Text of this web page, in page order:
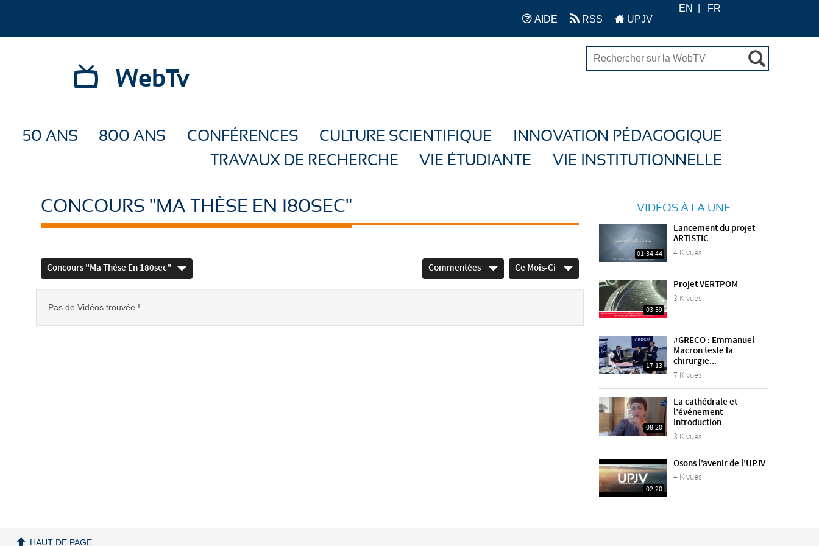
AIDE RSS UPJV
EN FR
WebTv
50 ANS 800 ANS CONFÉRENCES CULTURE SCIENTIFIQUE
INNOVATION PÉDAGOGIQUE
TRAVAUX DE RECHERCHE
VIE ÉTUDIANTE VIE INSTITUTIONNELLE
CONCOURS "MA THÈSE EN 180SEC"
Concours "Ma Thèse En 180sec" Commentées Ce Mois-Ci
Pas de Vidéos trouvée !
VIDÉOS À LA UNE
01:34:44
Lancement du projet
ARTISTIC
4 K vues
03:59
Projet VERTPOM
3 K vues
17:13
#GRECO : Emmanuel
Macron teste la
chirurgie...
7 K vues
08:20
La cathédrale et
l’événement
Introduction
3 K vues
02:20
Osons l’avenir de l’UPJV
4 K vues
HAUT DE PAGE